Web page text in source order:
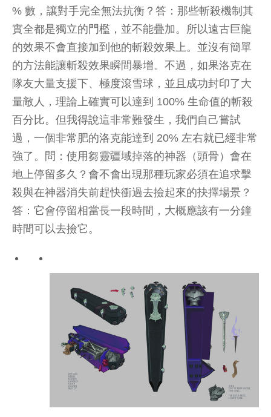
% 數，讓對手完全無法抗衡？答：那些斬殺機制其
實全都是獨立的門檻，並不能疊加。所以遠古巨龍
的效果不會直接加到他的斬殺效果上。並沒有簡單
的方法能讓斬殺效果瞬間暴增。不過，如果洛克在
隊友大量支援下、極度滾雪球，並且成功封印了大
量敵人，理論上確實可以達到 100% 生命值的斬殺
百分比。但我得說這非常難發生，我們自己嘗試
過，一個非常肥的洛克能達到 20% 左右就已經非常
強了。問：使用芻靈疆域掉落的神器（頭骨）會在
地上停留多久？會不會出現那種玩家必須在追求擊
殺與在神器消失前趕快衝過去撿起來的抉擇場景？
答：它會停留相當長一段時間，大概應該有一分鐘
時間可以去撿它。